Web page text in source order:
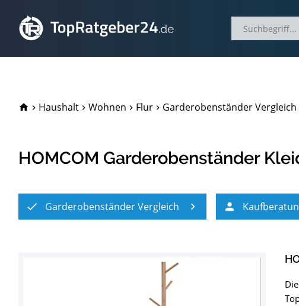
TopRatgeber24.de
Haushalt Wohnen Flur Garderobenständer Vergleich
HOMCOM Garderobenständer
Garderobenständer Vergleich